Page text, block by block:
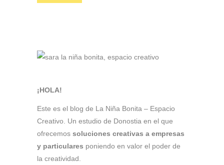
¡HOLA!
Este es el blog de La Niña Bonita – Espacio
Creativo. Un estudio de Donostia en el que
ofrecemos soluciones creativas a empresas
y particulares poniendo en valor el poder de
la creatividad.